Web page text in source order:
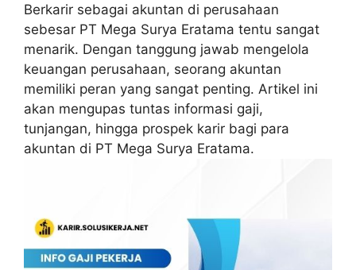
Berkarir sebagai akuntan di perusahaan
sebesar PT Mega Surya Eratama tentu sangat
menarik. Dengan tanggung jawab mengelola
keuangan perusahaan, seorang akuntan
memiliki peran yang sangat penting. Artikel ini
akan mengupas tuntas informasi gaji,
tunjangan, hingga prospek karir bagi para
akuntan di PT Mega Surya Eratama.